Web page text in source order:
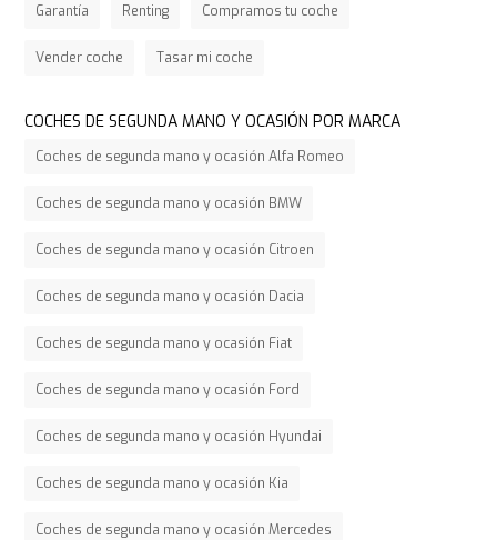
Garantía Renting Compramos tu coche
Vender coche Tasar mi coche
COCHES DE SEGUNDA MANO Y OCASIÓN POR MARCA
Coches de segunda mano y ocasión Alfa Romeo
Coches de segunda mano y ocasión BMW
Coches de segunda mano y ocasión Citroen
Coches de segunda mano y ocasión Dacia
Coches de segunda mano y ocasión Fiat
Coches de segunda mano y ocasión Ford
Coches de segunda mano y ocasión Hyundai
Coches de segunda mano y ocasión Kia
Coches de segunda mano y ocasión Mercedes